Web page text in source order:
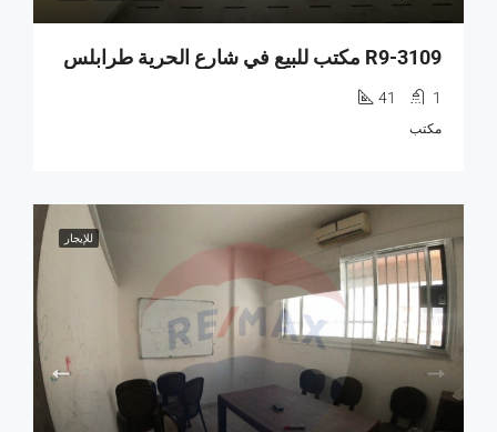
R9-3109 مكتب للبيع في شارع الحرية طرابلس
1
41
مكتب
للإيجار